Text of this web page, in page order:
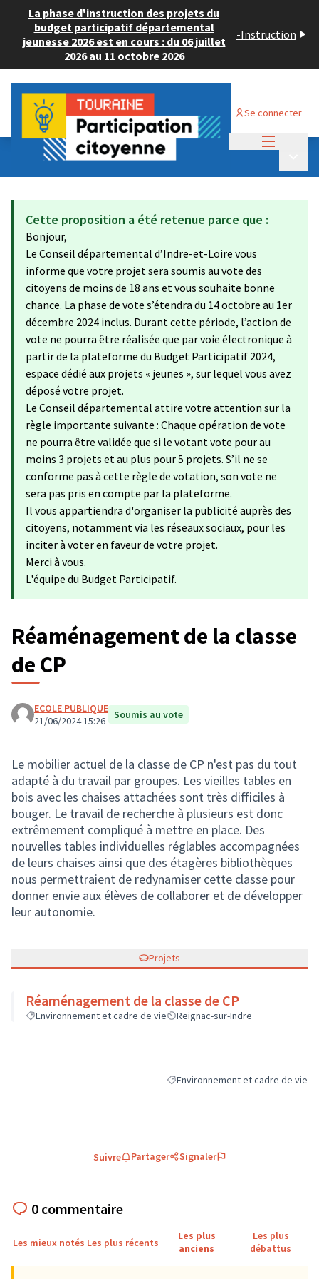
La phase d'instruction des projets du
budget participatif départemental
jeunesse 2026 est en cours : du 06 juillet
2026 au 11 octobre 2026
-Instruction
Se connecter
Budget Participatif JEUNESSE 2024
💡 Consulter les projets déposés
Cette proposition a été retenue parce que :
Bonjour,
Le Conseil départemental d’Indre-et-Loire vous
informe que votre projet sera soumis au vote des
citoyens de moins de 18 ans et vous souhaite bonne
chance. La phase de vote s’étendra du 14 octobre au 1er
décembre 2024 inclus. Durant cette période, l’action de
vote ne pourra être réalisée que par voie électronique à
partir de la plateforme du Budget Participatif 2024,
espace dédié aux projets « jeunes », sur lequel vous avez
déposé votre projet.
Le Conseil départemental attire votre attention sur la
règle importante suivante : Chaque opération de vote
ne pourra être validée que si le votant vote pour au
moins 3 projets et au plus pour 5 projets. S’il ne se
conforme pas à cette règle de votation, son vote ne
sera pas pris en compte par la plateforme.
Il vous appartiendra d'organiser la publicité auprès des
citoyens, notamment via les réseaux sociaux, pour les
inciter à voter en faveur de votre projet.
Merci à vous.
L'équipe du Budget Participatif.
Réaménagement de la classe
de CP
ECOLE PUBLIQUE
21/06/2024 15:26
Soumis au vote
Le mobilier actuel de la classe de CP n'est pas du tout
adapté à du travail par groupes. Les vieilles tables en
bois avec les chaises attachées sont très difficiles à
bouger. Le travail de recherche à plusieurs est donc
extrêmement compliqué à mettre en place. Des
nouvelles tables individuelles réglables accompagnées
de leurs chaises ainsi que des étagères bibliothèques
nous permettraient de redynamiser cette classe pour
donner envie aux élèves de collaborer et de développer
leur autonomie.
Projets
Réaménagement de la classe de CP
Environnement et cadre de vie Reignac-sur-Indre
Filtrer les résultats de la catégorie
Environnement et cadre de vie
Suivre Partager Signaler
0 commentaire
Les mieux notés Les plus récents
Les plus
anciens
Les plus
débattus